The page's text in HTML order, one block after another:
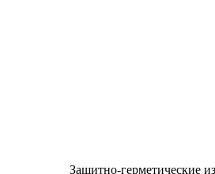
Защитно-герметические